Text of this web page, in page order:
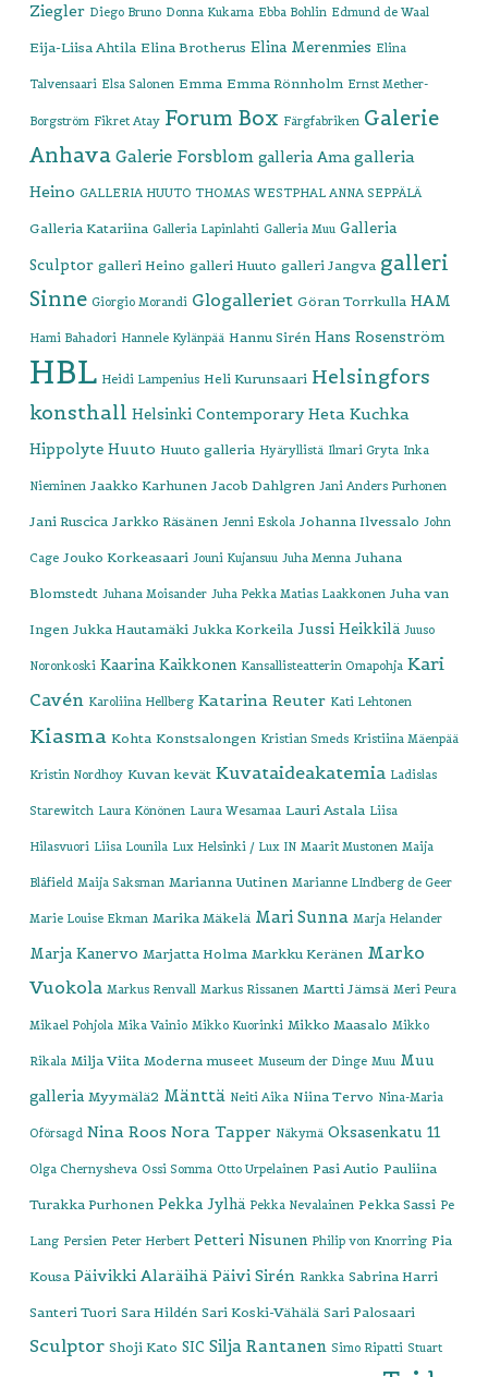
Ziegler Diego Bruno Donna Kukama Ebba Bohlin Edmund de Waal
Eija-Liisa Ahtila Elina Brotherus Elina Merenmies Elina
Talvensaari Elsa Salonen Emma Emma Rönnholm Ernst Mether-
Borgström Fikret Atay Forum Box Färgfabriken Galerie
Anhava Galerie Forsblom galleria Ama galleria
Heino GALLERIA HUUTO THOMAS WESTPHAL ANNA SEPPÄLÄ
Galleria Katariina Galleria Lapinlahti Galleria Muu Galleria
Sculptor galleri Heino galleri Huuto galleri Jangva galleri
Sinne Giorgio Morandi Glogalleriet Göran Torrkulla HAM
Hami Bahadori Hannele Kylänpää Hannu Sirén Hans Rosenström
HBL Heidi Lampenius Heli Kurunsaari Helsingfors
konsthall Helsinki Contemporary Heta Kuchka
Hippolyte Huuto Huuto galleria Hyäryllistä Ilmari Gryta Inka
Nieminen Jaakko Karhunen Jacob Dahlgren Jani Anders Purhonen
Jani Ruscica Jarkko Räsänen Jenni Eskola Johanna Ilvessalo John
Cage Jouko Korkeasaari Jouni Kujansuu Juha Menna Juhana
Blomstedt Juhana Moisander Juha Pekka Matias Laakkonen Juha van
Ingen Jukka Hautamäki Jukka Korkeila Jussi Heikkilä Juuso
Noronkoski Kaarina Kaikkonen Kansallisteatterin Omapohja Kari
Cavén Karoliina Hellberg Katarina Reuter Kati Lehtonen
Kiasma Kohta Konstsalongen Kristian Smeds Kristiina Mäenpää
Kristin Nordhoy Kuvan kevät Kuvataideakatemia Ladislas
Starewitch Laura Könönen Laura Wesamaa Lauri Astala Liisa
Hilasvuori Liisa Lounila Lux Helsinki / Lux IN Maarit Mustonen Maija
Blåfield Maija Saksman Marianna Uutinen Marianne LIndberg de Geer
Marie Louise Ekman Marika Mäkelä Mari Sunna Marja Helander
Marja Kanervo Marjatta Holma Markku Keränen Marko
Vuokola Markus Renvall Markus Rissanen Martti Jämsä Meri Peura
Mikael Pohjola Mika Vainio Mikko Kuorinki Mikko Maasalo Mikko
Rikala Milja Viita Moderna museet Museum der Dinge Muu Muu
galleria Myymälä2 Mänttä Neiti Aika Niina Tervo Nina-Maria
Oförsagd Nina Roos Nora Tapper Näkymä Oksasenkatu 11
Olga Chernysheva Ossi Somma Otto Urpelainen Pasi Autio Pauliina
Turakka Purhonen Pekka Jylhä Pekka Nevalainen Pekka Sassi Pe
Lang Persien Peter Herbert Petteri Nisunen Philip von Knorring Pia
Kousa Päivikki Alaräihä Päivi Sirén Rankka Sabrina Harri
Santeri Tuori Sara Hildén Sari Koski-Vähälä Sari Palosaari
Sculptor Shoji Kato SIC Silja Rantanen Simo Ripatti Stuart